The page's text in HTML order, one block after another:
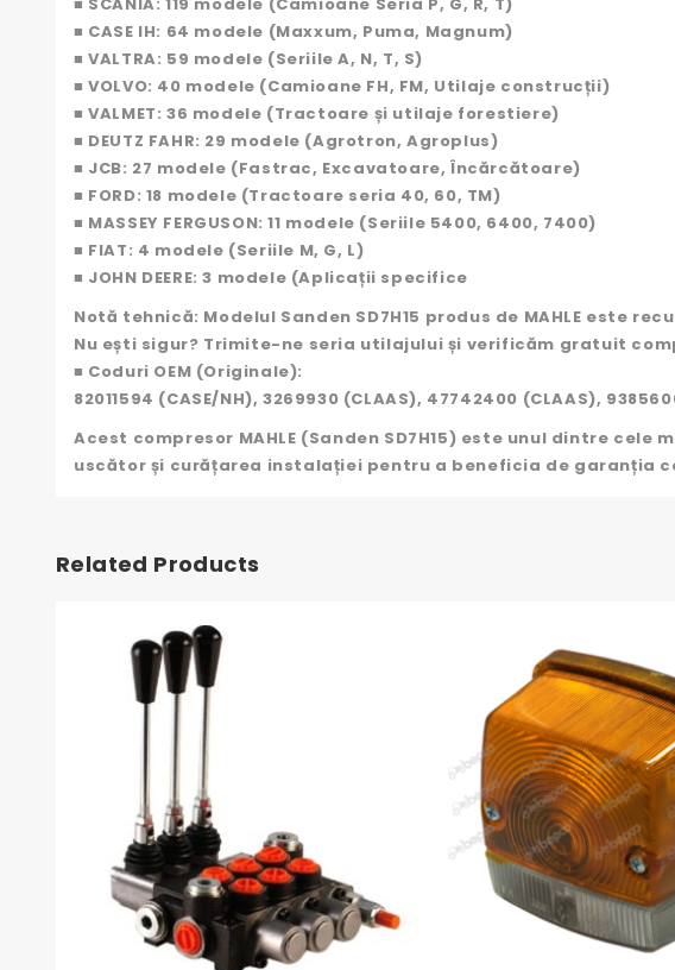
■ CASE IH: 64 modele (Maxxum, Puma, Magnum)
■ VALTRA: 59 modele (Seriile A, N, T, S)
■ VOLVO: 40 modele (Camioane FH, FM, Utilaje construcții)
■ VALMET: 36 modele (Tractoare și utilaje forestiere)
■ DEUTZ FAHR: 29 modele (Agrotron, Agroplus)
■ JCB: 27 modele (Fastrac, Excavatoare, Încărcătoare)
■ FORD: 18 modele (Tractoare seria 40, 60, TM)
■ MASSEY FERGUSON: 11 modele (Seriile 5400, 6400, 7400)
■ FIAT: 4 modele (Seriile M, G, L)
■ JOHN DEERE: 3 modele (Aplicații specifice
Notă tehnică: Modelul Sanden SD7H15 produs de MAHLE
Nu ești sigur? Trimite-ne seria utilajului și verificăm gratuit
■ Coduri OEM (Originale):
82011594 (CASE/NH), 3269930 (CLAAS), 47742400 (CLAAS),
Acest compresor MAHLE (Sanden SD7H15) este unul dintre
uscător și curățarea instalației pentru a beneficia de garanția
Related Products